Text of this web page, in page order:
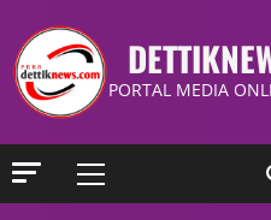
PORTAL MEDIA